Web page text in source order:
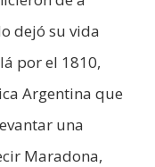
dejó su vida
por el 1810,
Argentina que
una
Maradona,